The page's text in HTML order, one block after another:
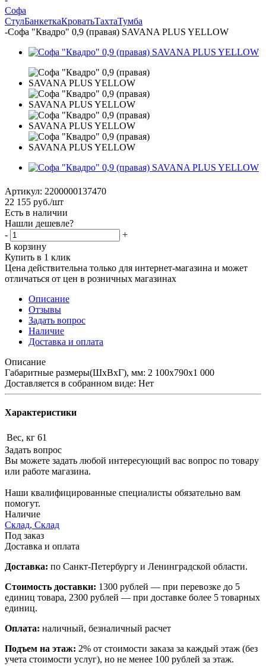
Софа
СтулБанкеткаКроватьТахтаТумба
-Софа "Квадро" 0,9 (правая) SAVANA PLUS YELLOW
Артикул: 2200000137470
22 155 руб./шт
Есть в наличии
Нашли дешевле?
-
+
В корзину
Купить в 1 клик
Цена действительна только для интернет-магазина и может
отличаться от цен в розничных магазинах
Описание
Отзывы
Задать вопрос
Наличие
Доставка и оплата
Описание
Габаритные размеры(ШхВхГ), мм: 2 100х790х1 000
Доставляется в собранном виде: Нет
Характеристики
Вес, кг 61
Задать вопрос
Вы можете задать любой интересующий вас вопрос по товару
или работе магазина.
Наши квалифицированные специалисты обязательно вам
помогут.
Наличие
Склад, Склад
Под заказ
Доставка и оплата
Доставка: по Санкт-Петербургу и Ленинградской области.
Стоимость доставки: 1300 рублей — при перевозке до 5
единиц товара, 2300 рублей — при доставке более 5 товарных
единиц.
Оплата: наличный, безналичный расчет
Подъем на этаж: 2% от стоимости заказа за каждый этаж (без
учета стоимости услуг), но не менее 100 рублей за этаж.